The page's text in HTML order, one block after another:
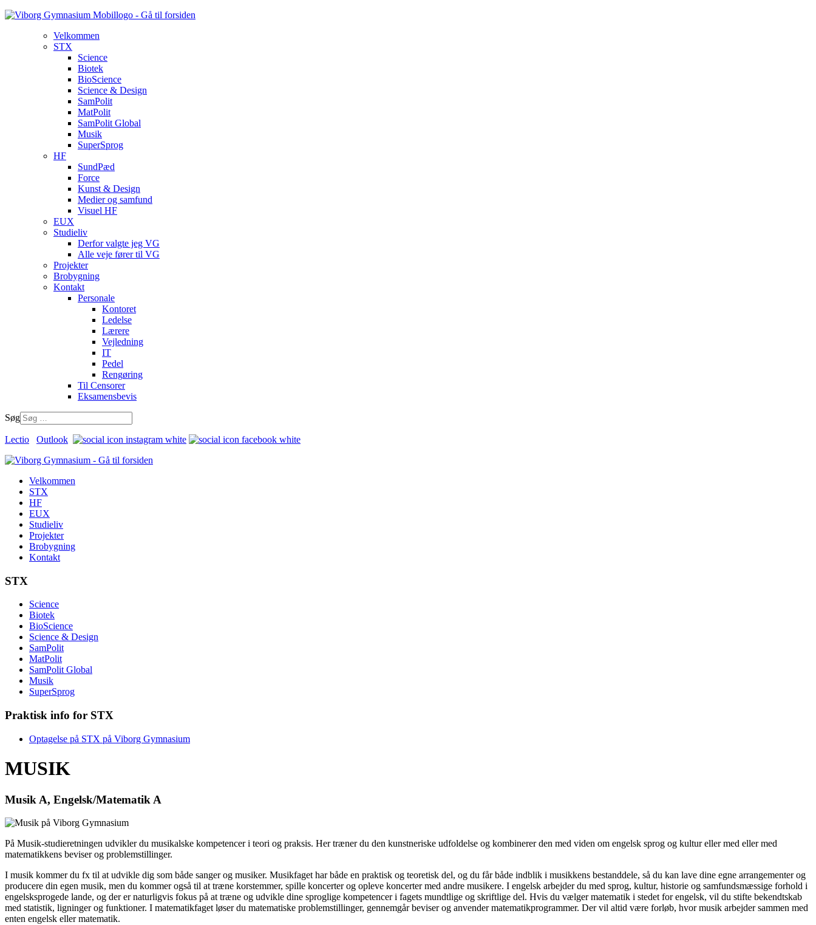
Velkommen
STX
Science
Biotek
BioScience
Science & Design
SamPolit
MatPolit
SamPolit Global
Musik
SuperSprog
HF
SundPæd
Force
Kunst & Design
Medier og samfund
Visuel HF
EUX
Studieliv
Derfor valgte jeg VG
Alle veje fører til VG
Projekter
Brobygning
Kontakt
Personale
Kontoret
Ledelse
Lærere
Vejledning
IT
Pedel
Rengøring
Til Censorer
Eksamensbevis
Søg
Lectio Outlook
Velkommen
STX
HF
EUX
Studieliv
Projekter
Brobygning
Kontakt
STX
Science
Biotek
BioScience
Science & Design
SamPolit
MatPolit
SamPolit Global
Musik
SuperSprog
Praktisk info for STX
Optagelse på STX på Viborg Gymnasium
MUSIK
Musik A, Engelsk/Matematik A
På Musik-studieretningen udvikler du musikalske kompetencer i teori og praksis. Her træner du den kunstneriske udfoldelse og kombinerer den med viden om engelsk sprog og kultur eller med eller med
matematikkens beviser og problemstillinger.
I musik kommer du fx til at udvikle dig som både sanger og musiker. Musikfaget har både en praktisk og teoretisk del, og du får både indblik i musikkens bestanddele, så du kan lave dine egne arrangementer og
producere din egen musik, men du kommer også til at træne korstemmer, spille koncerter og opleve koncerter med andre musikere. I engelsk arbejder du med sprog, kultur, historie og samfundsmæssige forhold i
engelsksprogede lande, og der er naturligvis fokus på at træne og udvikle dine sproglige kompetencer i fagets mundtlige og skriftlige del. Hvis du vælger matematik i stedet for engelsk, vil du stifte bekendtskab
med statistik, ligninger og funktioner. I matematikfaget løser du matematiske problemstillinger, gennemgår beviser og anvender matematikprogrammer. Der vil altid være forløb, hvor musik arbejder sammen med
enten engelsk eller matematik.